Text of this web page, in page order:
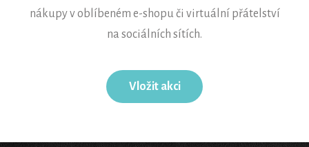
nákupy v oblíbeném e-shopu či virtuální přátelství
na sociálních sítích.
Vložit akci